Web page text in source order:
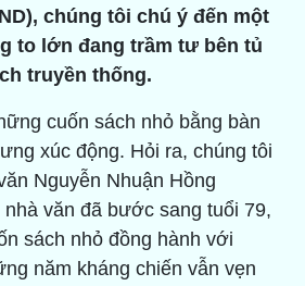
chúng tôi chú ý đến một
to lớn đang trầm tư bên tủ
truyền thống.
cuốn sách nhỏ bằng bàn
xúc động. Hỏi ra, chúng tôi
Nguyễn Nhuận Hồng
văn đã bước sang tuổi 79,
sách nhỏ đồng hành với
năm kháng chiến vẫn vẹn